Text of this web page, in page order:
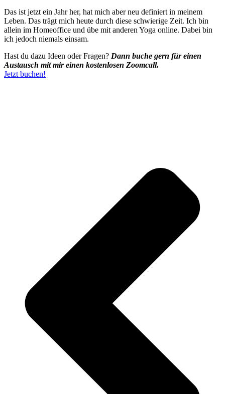
Das ist jetzt ein Jahr her, hat mich aber neu definiert in meinem
Leben. Das trägt mich heute durch diese schwierige Zeit. Ich bin
allein im Homeoffice und übe mit anderen Yoga online. Dabei bin
ich jedoch niemals einsam.
Hast du dazu Ideen oder Fragen? Dann buche gern für einen
Austausch mit mir einen kostenlosen Zoomcall.
Jetzt buchen!